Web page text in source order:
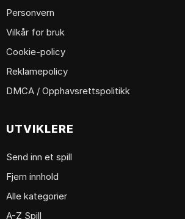
Personvern
Vilkår for bruk
Cookie-policy
Reklamepolicy
DMCA / Opphavsrettspolitikk
UTVIKLERE
Send inn et spill
Fjern innhold
Alle kategorier
A-Z Spill